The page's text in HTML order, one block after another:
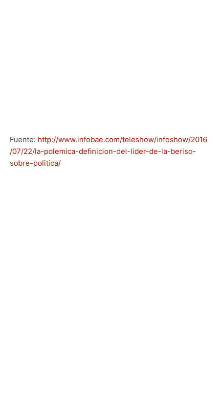
Fuente: http://www.infobae.com/teleshow/infoshow/2016
/07/22/la-polemica-definicion-del-lider-de-la-beriso-
sobre-politica/